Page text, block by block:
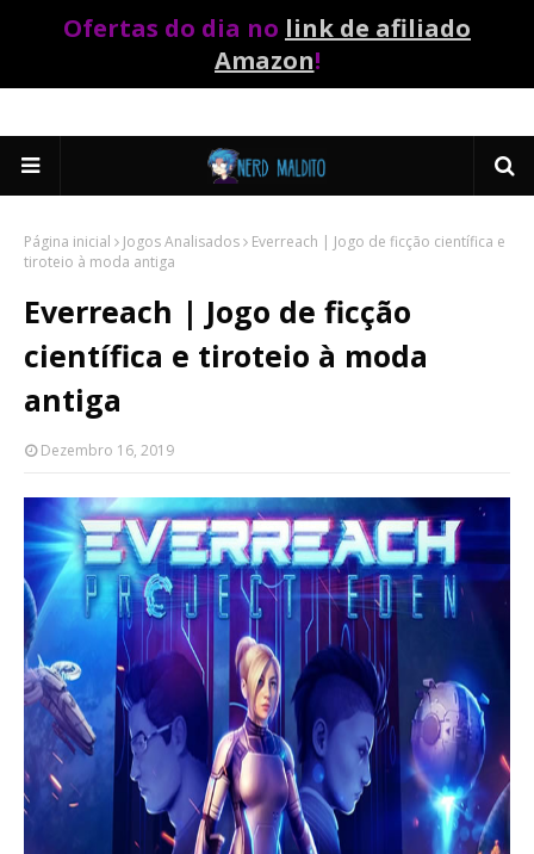
Ofertas do dia no link de afiliado
Amazon!
Página inicial Jogos Analisados
Everreach | Jogo de ficção científica e
tiroteio à moda antiga
Everreach | Jogo de ficção
científica e tiroteio à moda
antiga
Dezembro 16, 2019